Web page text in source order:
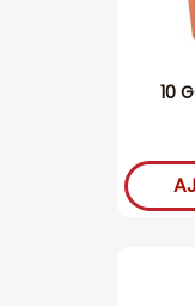
10